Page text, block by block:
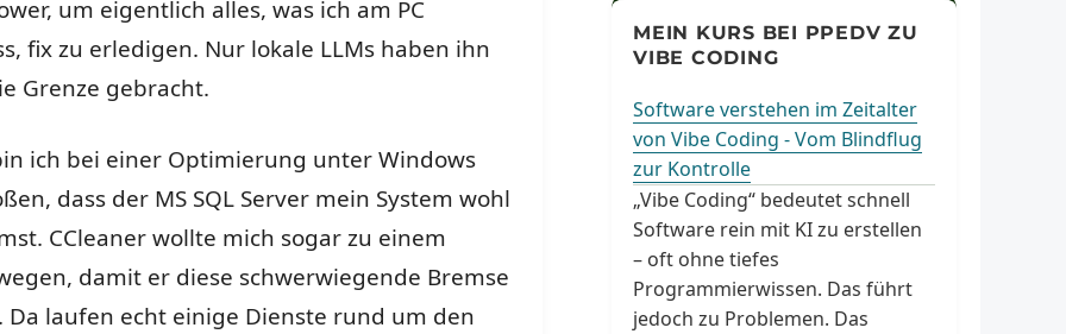
um eigentlich alles, was ich am PC
fix zu erledigen. Nur lokale LLMs haben ihn
Grenze gebracht.
ich bei einer Optimierung unter Windows
dass der MS SQL Server mein System wohl
CCleaner wollte mich sogar zu einem
damit er diese schwerwiegende Bremse
Da laufen echt einige Dienste rund um den
MEIN KURS BEI PPEDV ZU
VIBE CODING
Software verstehen im Zeitalter
von Vibe Coding - Vom Blindflug
zur Kontrolle
„Vibe Coding“ bedeutet schnell
Software rein mit KI zu erstellen
– oft ohne tiefes
Programmierwissen. Das führt
jedoch zu Problemen. Das